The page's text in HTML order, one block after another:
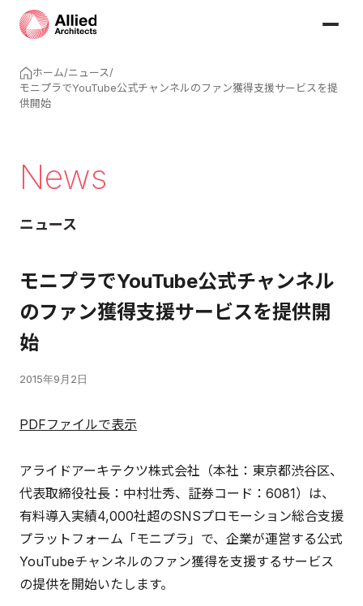
ホーム/ニュース/
モニプラでYouTube公式チャンネルのファン獲得支援サービスを提
供開始
News
ニュース
モニプラでYouTube公式チャンネル
のファン獲得支援サービスを提供開
始
2015年9月2日
PDFファイルで表示
アライドアーキテクツ株式会社（本社：東京都渋谷区、
代表取締役社長：中村壮秀、証券コード：6081）は、
有料導入実績4,000社超のSNSプロモーション総合支援
プラットフォーム「モニプラ」で、企業が運営する公式
YouTubeチャンネルのファン獲得を支援するサービス
の提供を開始いたします。